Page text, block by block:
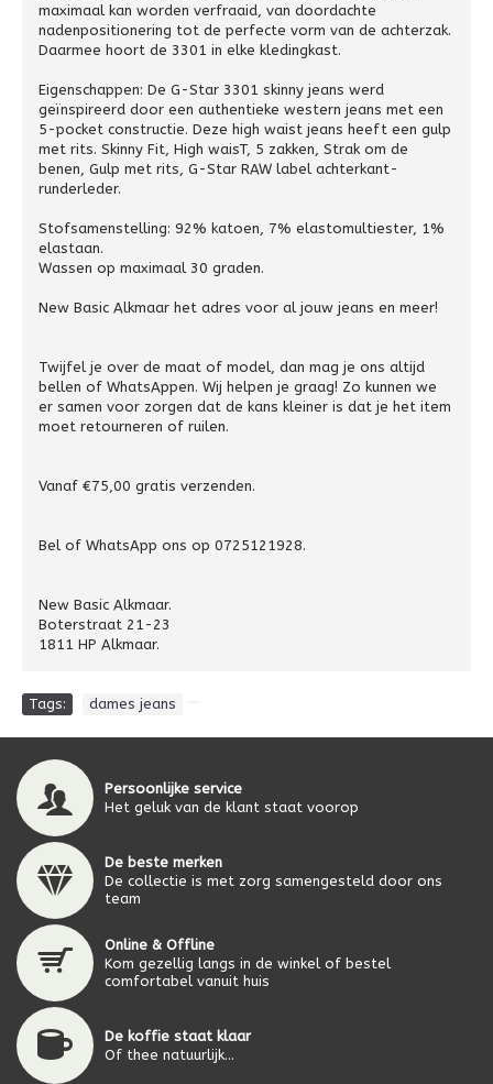
maximaal kan worden verfraaid, van doordachte
nadenpositionering tot de perfecte vorm van de achterzak.
Daarmee hoort de 3301 in elke kledingkast.
Eigenschappen: De G-Star 3301 skinny jeans werd
geïnspireerd door een authentieke western jeans met een
5-pocket constructie. Deze high waist jeans heeft een gulp
met rits. Skinny Fit, High waisT, 5 zakken, Strak om de
benen, Gulp met rits, G-Star RAW label achterkant-
runderleder.
Stofsamenstelling: 92% katoen, 7% elastomultiester, 1%
elastaan.
Wassen op maximaal 30 graden.
New Basic Alkmaar het adres voor al jouw jeans en meer!
Twijfel je over de maat of model, dan mag je ons altijd
bellen of WhatsAppen. Wij helpen je graag! Zo kunnen we
er samen voor zorgen dat de kans kleiner is dat je het item
moet retourneren of ruilen.
Vanaf €75,00 gratis verzenden.
Bel of WhatsApp ons op 0725121928.
New Basic Alkmaar.
Boterstraat 21-23
1811 HP Alkmaar.
Tags: dames jeans
Persoonlijke service
Het geluk van de klant staat voorop
De beste merken
De collectie is met zorg samengesteld door ons
team
Online & Offline
Kom gezellig langs in de winkel of bestel
comfortabel vanuit huis
De koffie staat klaar
Of thee natuurlijk...